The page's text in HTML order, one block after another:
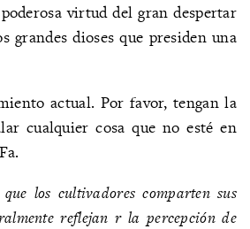
virtud del gran despertar
grandes dioses que presiden una
actual. Por favor, tengan la
cualquier cosa que no esté en
los cultivadores comparten sus
reflejan r la percepción de